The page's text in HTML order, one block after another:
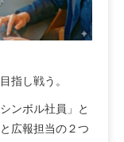
指し戦う。
ンボル社員」と
広報担当の２つ